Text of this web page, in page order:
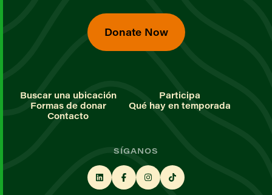
Donate Now
Buscar una ubicación
Participa
Formas de donar
Qué hay en temporada
Contacto
SÍGANOS